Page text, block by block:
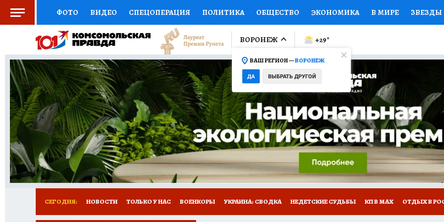
ФОТО ВИДЕО СПЕЦОПЕРАЦИЯ ПОЛИТИКА ОБЩЕСТВО ЭКОНОМИКА В МИРЕ ЗВЕЗДЫ
СОЦПОДДЕРЖКА НАУКА СПОРТ КОЛУМНИСТЫ ПРОИСШЕСТВИЯ
ВЫБОР ЭКСПЕРТОВ ДОКТОР ФИНАНСЫ ОТКРЫВАЕМ МИР Я ЗНАЮ СЕМЬЯ ЖЕНСКИЕ
КНИЖНАЯ ПОЛКА ПРОГНОЗЫ НА СПОРТ ПРОМОКОДЫ СЕРИАЛЫ СПЕЦПРОЕКТЫ
ПРЕСС-ЦЕНТР НЕДВИЖИМОСТЬ ТЕЛЕВИЗОР КОЛЛЕКЦИИ КОНКУРСЫ РАБОТА У НАС
РАДИО КП РЕКЛАМА ТЕСТЫ НОВОЕ НА САЙТЕ
ВОРОНЕЖ
ВАШ РЕГИОН —ВОРОНЕЖ
ДА ВЫБРАТЬ ДРУГОЙ
+29°
СЕГОДНЯ: НОВОСТИ ТОЛЬКО У НАС ВОЕНКОРЫ УКРАИНА: СВОДКА НЕДЕТСКИЕ СУДЬБЫ КП В МАХ ОТДЫХ В